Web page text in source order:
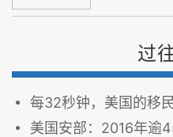
过
每32秒钟，美国的移
美国安部：2016年逾